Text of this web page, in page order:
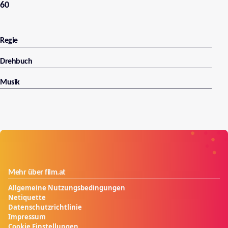
60
Regie
Drehbuch
Musik
Mehr über film.at
Allgemeine Nutzungsbedingungen
Netiquette
Datenschutzrichtlinie
Impressum